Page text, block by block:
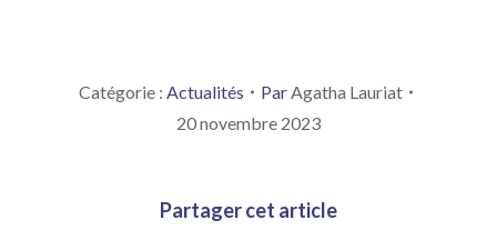
Catégorie : Actualités ParAgatha Lauriat
20 novembre 2023
Partager cet article